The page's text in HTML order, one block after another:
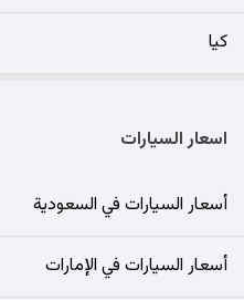
كيا
اسعار السيارات
أسعار السيارات في السعودية
أسعار السيارات في الإمارات